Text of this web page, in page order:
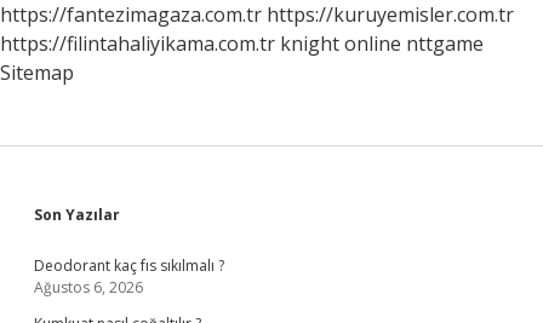
https://fantezimagaza.com.tr https://kuruyemisler.com.tr
https://filintahaliyikama.com.tr knight online nttgame
Sitemap
Sidebar
Son Yazılar
Deodorant kaç fıs sıkılmalı ?
Ağustos 6, 2026